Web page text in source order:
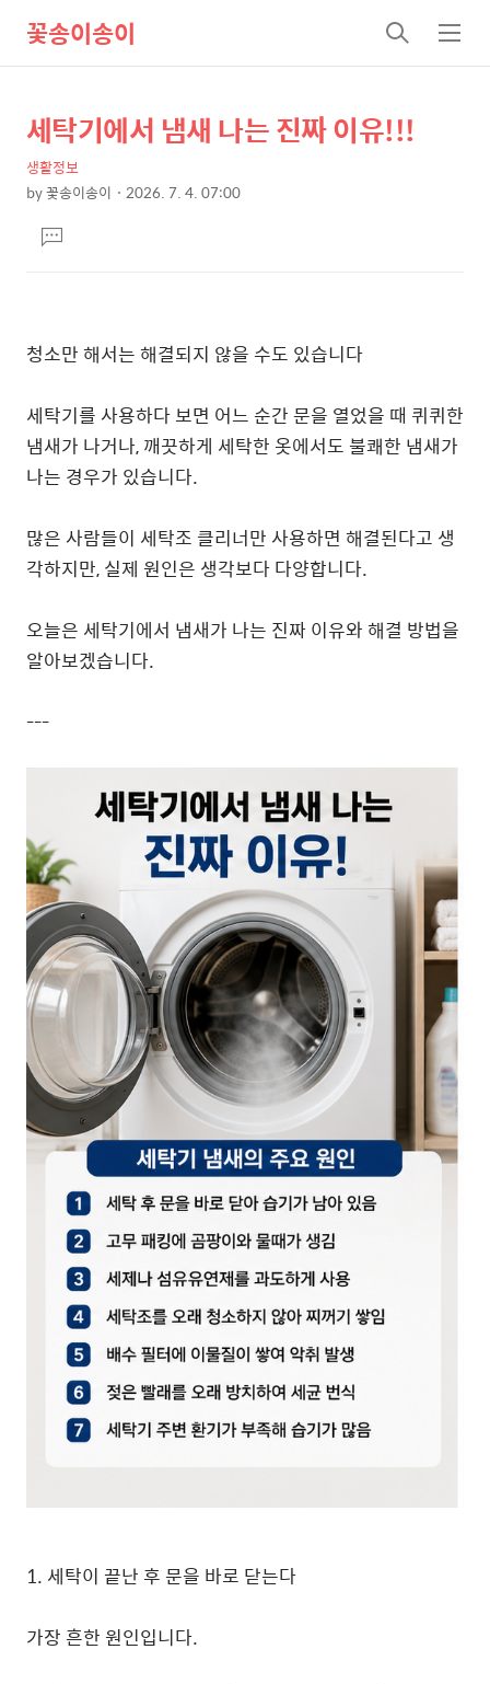
꽃송이송이
검
색
메
뉴
상
세
컨
텐
츠
본
문
제
목
세탁기에서 냄새 나는 진짜 이유!!!
생활정보
by꽃송이송이 2026. 7. 4. 07:00
문댓
글
청소만 해서는 해결되지 않을 수도 있습니다
세탁기를 사용하다 보면 어느 순간 문을 열었을 때 퀴퀴한
냄새가 나거나, 깨끗하게 세탁한 옷에서도 불쾌한 냄새가
나는 경우가 있습니다.
많은 사람들이 세탁조 클리너만 사용하면 해결된다고 생
각하지만, 실제 원인은 생각보다 다양합니다.
오늘은 세탁기에서 냄새가 나는 진짜 이유와 해결 방법을
알아보겠습니다.
---
1. 세탁이 끝난 후 문을 바로 닫는다
가장 흔한 원인입니다.